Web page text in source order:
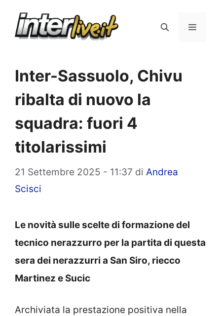
Menu
Inter-Sassuolo, Chivu
ribalta di nuovo la
squadra: fuori 4
titolarissimi
21 Settembre 2025 - 11:37 di Andrea
Scisci
Le novità sulle scelte di formazione del
tecnico nerazzurro per la partita di questa
sera dei nerazzurri a San Siro, riecco
Martinez e Sucic
Archiviata la prestazione positiva nella